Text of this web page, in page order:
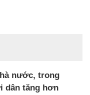
nước, trong
dân tăng hơn